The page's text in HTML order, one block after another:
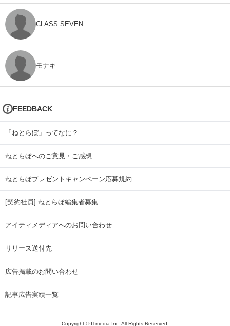
CLASS SEVEN
モナキ
FEEDBACK
「ねとらぼ」ってなに？
ねとらぼへのご意見・ご感想
ねとらぼプレゼントキャンペーン応募規約
[契約社員] ねとらぼ編集者募集
アイティメディアへのお問い合わせ
リリース送付先
広告掲載のお問い合わせ
記事広告実績一覧
Copyright © ITmedia Inc. All Rights Reserved.